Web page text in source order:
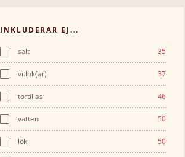
INKLUDERAR EJ...
salt 35
vitlök(ar) 37
tortillas 46
vatten 50
lök 50